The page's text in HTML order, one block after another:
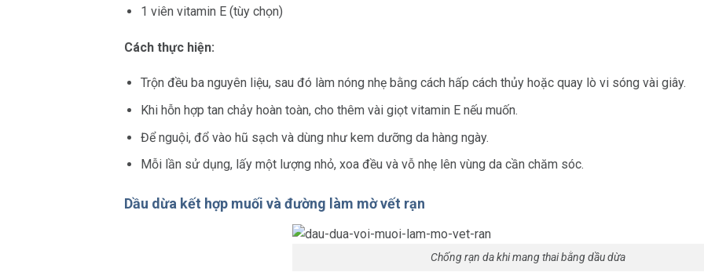
1 viên vitamin E (tùy chọn)
Cách thực hiện:
Trộn đều ba nguyên liệu, sau đó làm nóng nhẹ bằng cách hấp cách thủy hoặc quay lò vi sóng vài giây.
Khi hỗn hợp tan chảy hoàn toàn, cho thêm vài giọt vitamin E nếu muốn.
Để nguội, đổ vào hũ sạch và dùng như kem dưỡng da hàng ngày.
Mỗi lần sử dụng, lấy một lượng nhỏ, xoa đều và vỗ nhẹ lên vùng da cần chăm sóc.
Dầu dừa kết hợp muối và đường làm mờ vết rạn
Chống rạn da khi mang thai bằng dầu dừa